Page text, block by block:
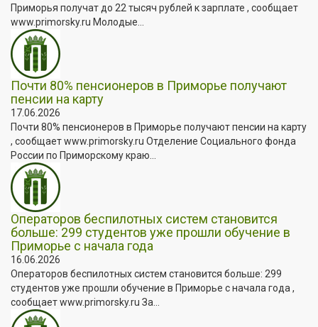
Приморья получат до 22 тысяч рублей к зарплате , сообщает
www.primorsky.ru Молодые...
Почти 80% пенсионеров в Приморье получают
пенсии на карту
17.06.2026
Почти 80% пенсионеров в Приморье получают пенсии на карту
, сообщает www.primorsky.ru Отделение Социального фонда
России по Приморскому краю...
Операторов беспилотных систем становится
больше: 299 студентов уже прошли обучение в
Приморье с начала года
16.06.2026
Операторов беспилотных систем становится больше: 299
студентов уже прошли обучение в Приморье с начала года ,
сообщает www.primorsky.ru За...